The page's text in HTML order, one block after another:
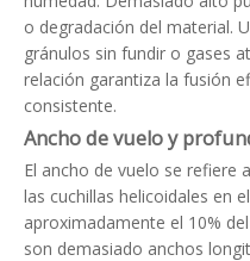
o degradación del material.
gránulos sin fundir o gases
relación garantiza la fusión
consistente.
Ancho de vuelo y
El ancho de vuelo se refiere
las cuchillas helicoidales en
aproximadamente el 10%
son demasiado anchos